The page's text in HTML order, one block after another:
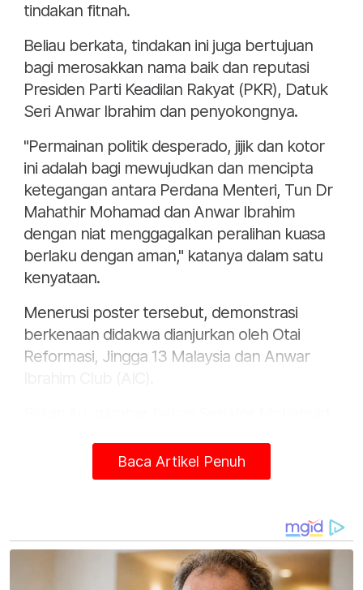
tindakan fitnah.
Beliau berkata, tindakan ini juga bertujuan
bagi merosakkan nama baik dan reputasi
Presiden Parti Keadilan Rakyat (PKR), Datuk
Seri Anwar Ibrahim dan penyokongnya.
"Permainan politik desperado, jijik dan kotor
ini adalah bagi mewujudkan dan mencipta
ketegangan antara Perdana Menteri, Tun Dr
Mahathir Mohamad dan Anwar Ibrahim
dengan niat menggagalkan peralihan kuasa
berlaku dengan aman," katanya dalam satu
kenyataan.
Menerusi poster tersebut, demonstrasi
berkenaan didakwa dianjurkan oleh Otai
Reformasi, Jingga 13 Malaysia dan Anwar
Negeri (ADUN) Ijok, Dr Idris Ahmad; Ketua
Koordinator Jingga 13, Fariz Musa dan Ahli
Baca Artikel Penuh